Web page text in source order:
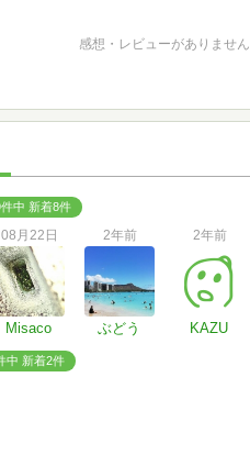
感想・レビューがありません
中 新着8件
08月22日
Misaco
2年前
ぶどう
2年前
KAZU
中 新着2件